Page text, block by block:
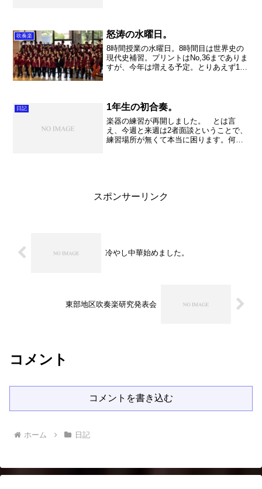
命に勉強してる3年生を...
吹奏楽 怒涛の水曜日。
8時間授業の水曜日。8時間目は世界史の
現代史補習。プリントはNo,36までありま
すが、今年は増える予定。とりあえず10
ね。ガンディ...
日記 1年生の初合奏。
楽器の練習が再開しました。 とは言
え、今週と来週は2者面談ということで、
練習場所が無くて本当に困ります。何と
スポンサーリンク
冷やし中華始めました。
東部地区吹奏楽研究発表会
コメント
コメントを書き込む
ホーム 日記